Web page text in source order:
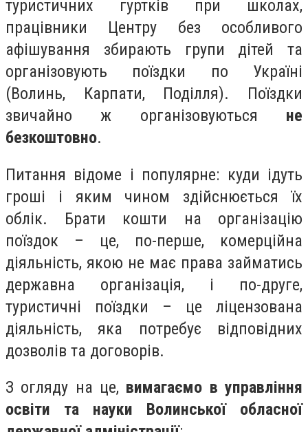
туристичних гуртків при школах,
працівники Центру без особливого
афішування збирають групи дітей та
організовують поїздки по Україні
(Волинь, Карпати, Поділля). Поїздки
звичайно ж організовуються не
безкоштовно.
Питання відоме і популярне: куди ідуть
гроші і яким чином здійснюється їх
облік. Брати кошти на організацію
поїздок – це, по-перше, комерційна
діяльність, якою не має права займатись
державна організація, і по-друге,
туристичні поїздки – це ліцензована
діяльність, яка потребує відповідних
дозволів та договорів.
З огляду на це, вимагаємо в управління
освіти та науки Волинської обласної